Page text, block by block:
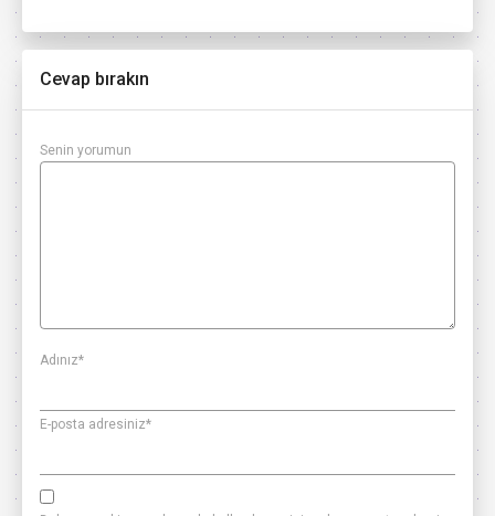
Cevap bırakın
Senin yorumun
Adınız*
E-posta adresiniz*